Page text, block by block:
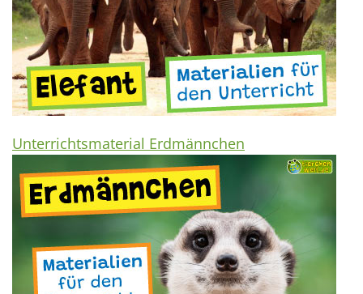
Unterrichtsmaterial Erdmännchen